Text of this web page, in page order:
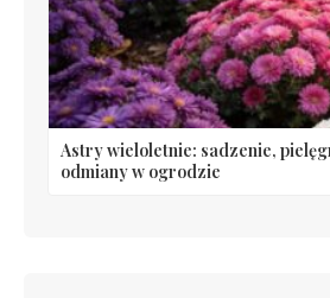
Astry wieloletnie: sadzenie,
odmiany w ogrodzie